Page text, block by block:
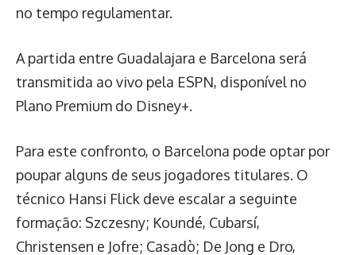
no tempo regulamentar.
A partida entre Guadalajara e Barcelona será
transmitida ao vivo pela ESPN, disponível no
Plano Premium do Disney+.
Para este confronto, o Barcelona pode optar por
poupar alguns de seus jogadores titulares. O
técnico Hansi Flick deve escalar a seguinte
formação: Szczesny; Koundé, Cubarsí,
Christensen e Jofre; Casadò; De Jong e Dro,